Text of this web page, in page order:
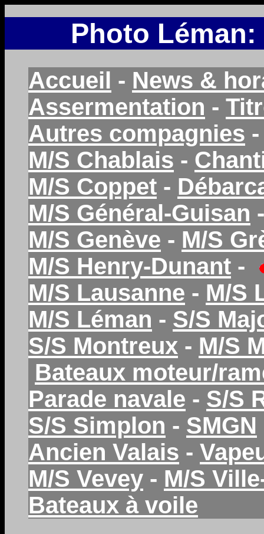
Photo
Accueil - News &
Assermentation -
Autres compagnies
M/S Chablais -
M/S Coppet -
M/S Général-Guisan
M/S Genève - M/S
M/S Henry-Dunant -
M/S Lausanne - M/S
M/S Léman - S/S
S/S Montreux - M/S
Bateaux moteur/
Parade navale - S/S
S/S Simplon - SMGN
Ancien Valais -
M/S Vevey - M/S
Bateaux à voile